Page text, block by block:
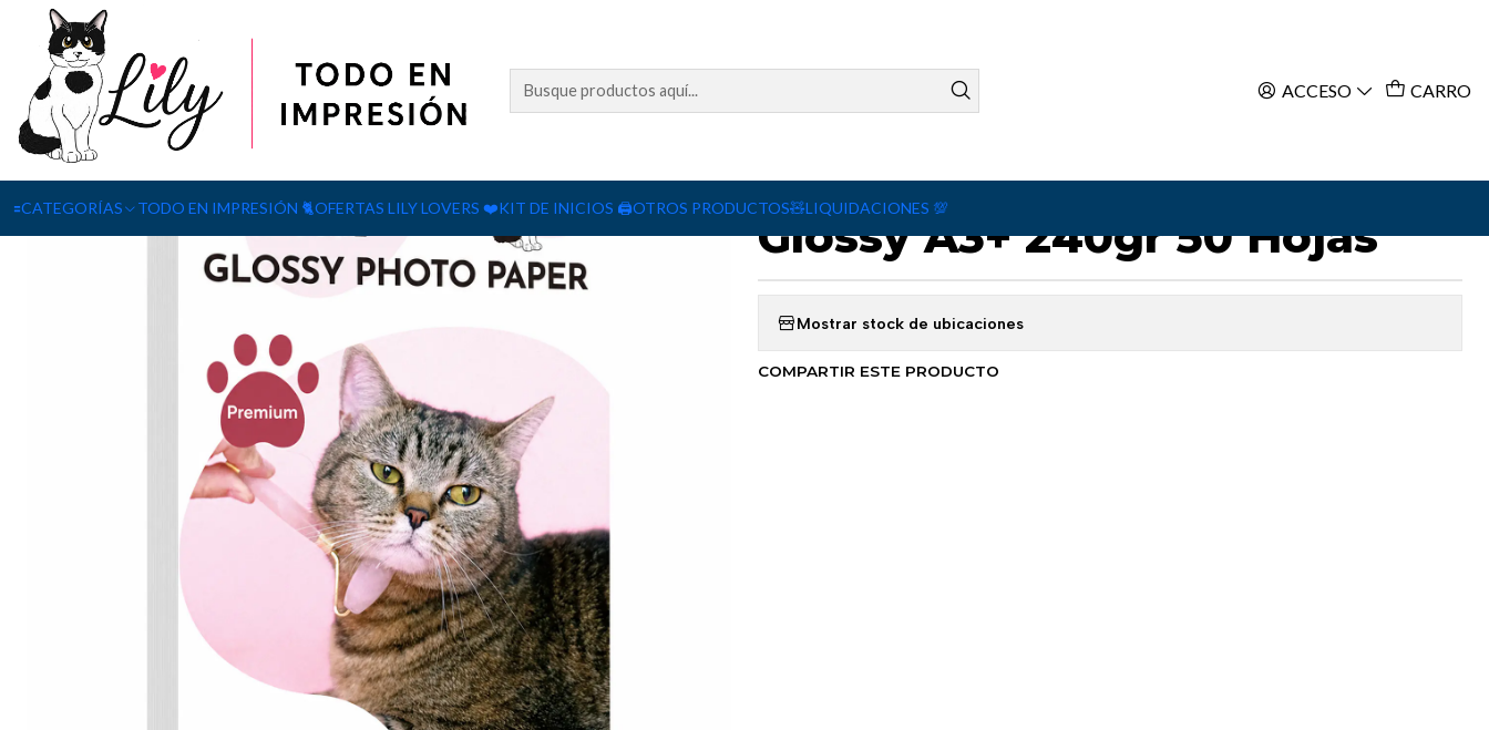
ACCESO CARRO
🟰CATEGORÍAS TODO EN IMPRESIÓN 🐈OFERTAS LILY LOVERS ❤️KIT DE INICIOS 🖨️OTROS PRODUCTOS🧸LIQUIDACIONES 💯
Inicio Papel Fotográfico Doble Cara Glossy A3+ 240gr 50 Hojas
Agregar al Carro
Papel Fotográfico Doble Cara
Glossy A3+ 240gr 50 Hojas
Mostrar stock de ubicaciones
COMPARTIR ESTE PRODUCTO